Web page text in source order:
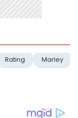
Rating Marley